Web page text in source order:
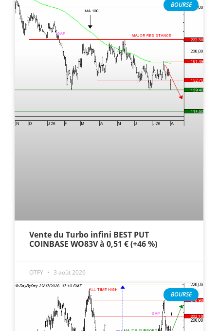
BOURSE
Vente du Turbo infini BEST PUT
COINBASE WO83V à 0,51 € (+46 %)
OTFY 3 août 2026
BOURSE